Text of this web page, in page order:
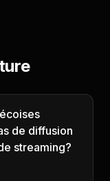
de diffusion
streaming?